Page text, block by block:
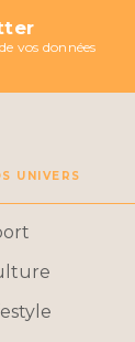
vos données
UNIVERS